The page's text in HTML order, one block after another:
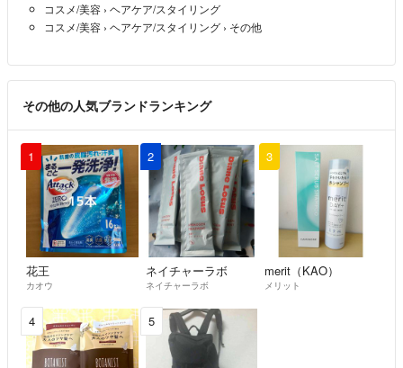
コスメ/美容 › ヘアケア/スタイリング
コスメ/美容 › ヘアケア/スタイリング › その他
その他の人気ブランドランキング
1
花王
カオウ
2
ネイチャーラボ
ネイチャーラボ
3
merit（KAO）
メリット
4 5